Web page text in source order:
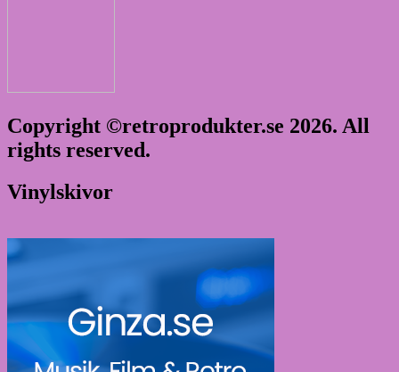
Copyright ©retroprodukter.se 2026. All
rights reserved.
Vinylskivor